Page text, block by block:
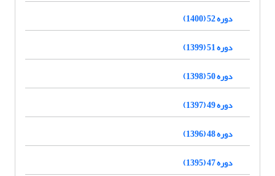
دوره 52 (1400)
دوره 51 (1399)
دوره 50 (1398)
دوره 49 (1397)
دوره 48 (1396)
دوره 47 (1395)